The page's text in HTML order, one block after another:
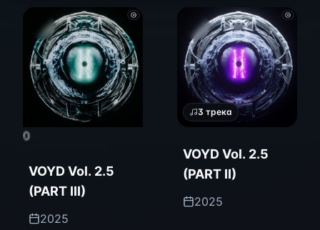
0
VOYD Vol. 2.5
(PART III)
2025
3 трека
VOYD Vol. 2.5
(PART II)
2025